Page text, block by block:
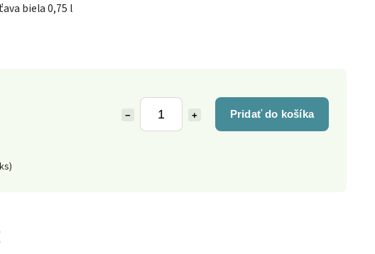
+
− Pridať do košíka
biela 0,75 l